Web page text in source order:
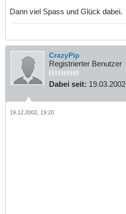
Dann viel Spass und Glück dabei.
CrazyPip
Registrierter Benutzer
Dabei seit: 19.03.2002
19.12.2002, 19:20